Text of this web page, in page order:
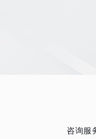
咨询服